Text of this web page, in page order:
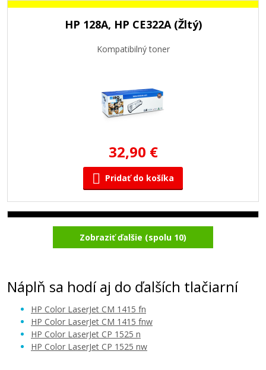
HP 128A, HP CE322A (Žltý)
Kompatibilný toner
32,90 €
Pridať do košíka
HP 128A, HP CE320A (Čierny)
Zobraziť ďalšie (spolu 10)
Náplň sa hodí aj do ďalších tlačiarní
HP Color LaserJet CM 1415 fn
HP Color LaserJet CM 1415 fnw
HP Color LaserJet CP 1525 n
HP Color LaserJet CP 1525 nw